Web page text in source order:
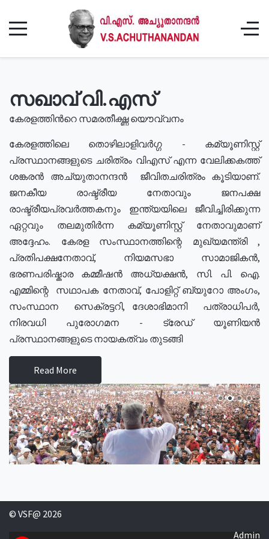
സഖാവ് വി.എസ്
കേരളത്തിൻറെ സമരതീക്ഷ്ണ യൌവ്വനം
കേരളത്തിലെ തൊഴിലാളിവർഗ്ഗ - കമ്യൂണിസ്റ്റ്
പ്രസ്ഥാനങ്ങളുടെ ചരിത്രം വിഎസ് എന്ന വേലിക്കകത്ത്
ശങ്കരൻ അച്യുതാനന്ദൻ ജീവിതചരിത്രം കൂടിയാണ്.
ജനകീയ രാഷ്ട്രീയ നേതാവും ജനപക്ഷ
രാഷ്ട്രീയപ്രവർത്തകനും ഇന്ത്യയിലെ ജീവിച്ചിരിക്കുന്ന
ഏറ്റവും തലമുതിർന്ന കമ്യൂണിസ്റ്റ് നേതാവുമാണ്
അദ്ദേഹം. കേരള സംസ്ഥാനത്തിന്റെ മുഖ്യമന്ത്രി ,
പ്രതിപക്ഷനേതാവ്, നിയമസഭാ സാമാജികൻ,
ഭരണപരിഷ്കാര കമ്മീഷൻ അധ്യക്ഷൻ, സി. പി. ഐ.
എമ്മിന്റെ സഥാപക നേതാവ്, പോളിറ്റ് ബ്യുറോ അംഗം,
സംസ്ഥാന സെക്രട്ടറി, ദേശാഭിമാനി പത്രാധിപർ,
നിരവധി പുരോഗമന - ട്രേഡ് യൂണിയൻ
പ്രസ്ഥാനങ്ങളുടെ നായകത്വം തുടങ്ങി
Read More
© VSF@ 2026
Admin